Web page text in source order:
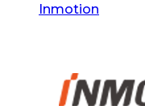
Inmotion